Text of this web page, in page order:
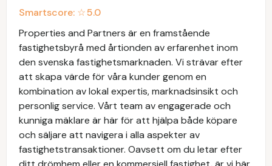
Smartscore: ☆5.0
Properties and Partners är en framstående
fastighetsbyrå med årtionden av erfarenhet inom
den svenska fastighetsmarknaden. Vi strävar efter
att skapa värde för våra kunder genom en
kombination av lokal expertis, marknadsinsikt och
personlig service. Vårt team av engagerade och
kunniga mäklare är här för att hjälpa både köpare
och säljare att navigera i alla aspekter av
fastighetstransaktioner. Oavsett om du letar efter